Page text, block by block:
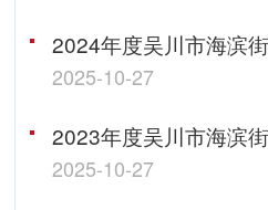
2024年度吴川市海滨
2025-10-27
2023年度吴川市海滨
2025-10-27